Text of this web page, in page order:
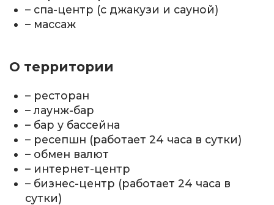
– спа-центр (с джакузи и сауной)
– массаж
О территории
– ресторан
– лаунж-бар
– бар у бассейна
– ресепшн (работает 24 часа в сутки)
– обмен валют
– интернет-центр
– бизнес-центр (работает 24 часа в
сутки)